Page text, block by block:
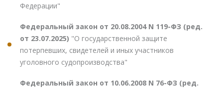
Федерации"
Федеральный закон от 20.08.2004 N 119-ФЗ (ред.
от 23.07.2025) "О государственной защите
потерпевших, свидетелей и иных участников
уголовного судопроизводства"
Федеральный закон от 10.06.2008 N 76-ФЗ (ред.